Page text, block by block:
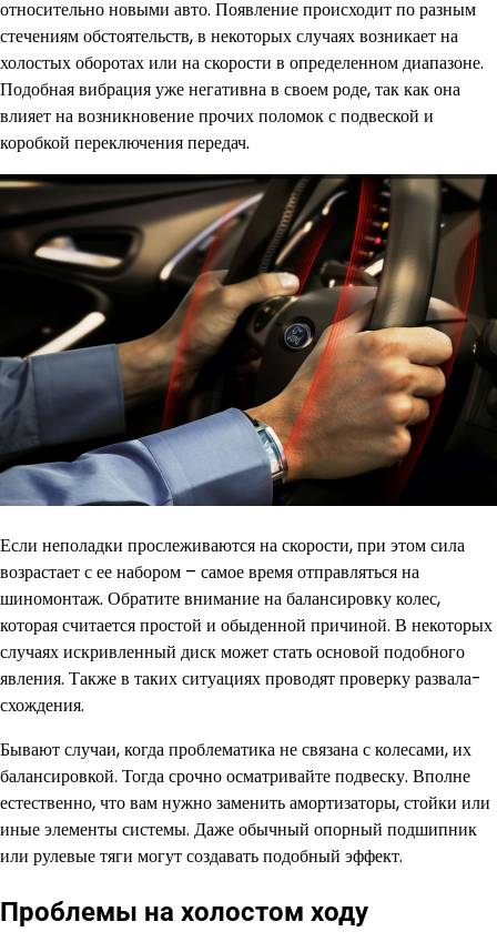
относительно новыми авто. Появление происходит по разным
стечениям обстоятельств, в некоторых случаях возникает на
холостых оборотах или на скорости в определенном диапазоне.
Подобная вибрация уже негативна в своем роде, так как она
влияет на возникновение прочих поломок с подвеской и
коробкой переключения передач.
Если неполадки прослеживаются на скорости, при этом сила
возрастает с ее набором – самое время отправляться на
шиномонтаж. Обратите внимание на балансировку колес,
которая считается простой и обыденной причиной. В некоторых
случаях искривленный диск может стать основой подобного
явления. Также в таких ситуациях проводят проверку развала-
схождения.
Бывают случаи, когда проблематика не связана с колесами, их
балансировкой. Тогда срочно осматривайте подвеску. Вполне
естественно, что вам нужно заменить амортизаторы, стойки или
иные элементы системы. Даже обычный опорный подшипник
или рулевые тяги могут создавать подобный эффект.
Проблемы на холостом ходу